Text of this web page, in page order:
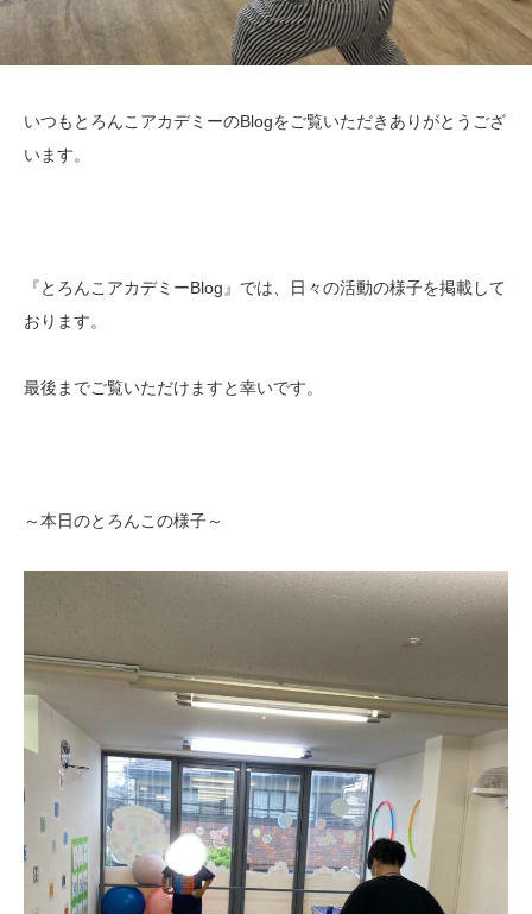
いつもとろんこアカデミーのBlogをご覧いただきありがとうござ
います。
『とろんこアカデミーBlog』では、日々の活動の様子を掲載して
おります。
最後までご覧いただけますと幸いです。
～本日のとろんこの様子～